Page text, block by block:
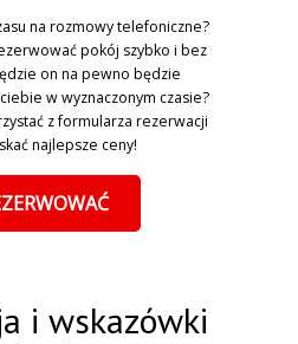
na rozmowy telefoniczne?
pokój szybko i bez
on na pewno będzie
w wyznaczonym czasie?
z formularza rezerwacji
najlepsze ceny!
i wskazówki